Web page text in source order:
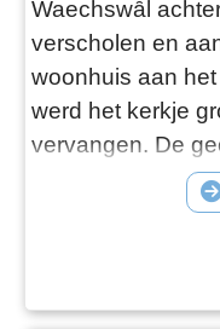
Waechswȃl
verscholen en
woonhuis aan
werd het kerkje
vervangen. De
gemeenten
het gebouw in
bewaard